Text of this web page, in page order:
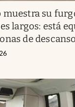
muestra su
largos: está
de descanso